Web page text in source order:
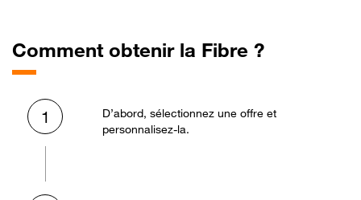
Comment obtenir la Fibre ?
1
D’abord, sélectionnez une offre et
personnalisez-la.